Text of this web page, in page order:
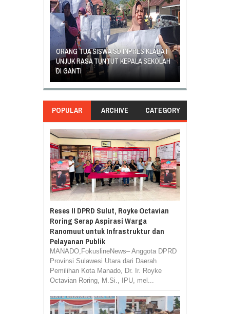
ORANG TUA SISWA SD INPRES KLABAT
UNJUK RASA TUNTUT KEPALA SEKOLAH
DI GANTI
POPULAR ARCHIVE CATEGORY
Reses II DPRD Sulut, Royke Octavian
Roring Serap Aspirasi Warga
Ranomuut untuk Infrastruktur dan
Pelayanan Publik
MANADO,FokuslineNews– Anggota DPRD
Provinsi Sulawesi Utara dari Daerah
Pemilihan Kota Manado, Dr. Ir. Royke
Octavian Roring, M.Si., IPU, mel...